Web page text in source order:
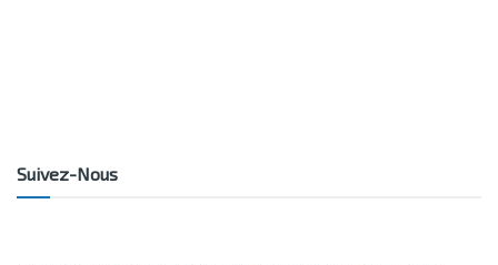
Suivez-Nous